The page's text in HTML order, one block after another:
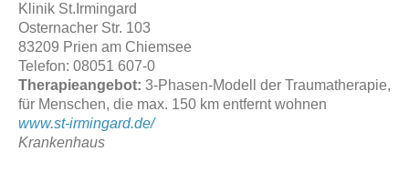
Klinik St.Irmingard
Osternacher Str. 103
83209 Prien am Chiemsee
Telefon: 08051 607-0
Therapieangebot: 3-Phasen-Modell der Traumatherapie,
für Menschen, die max. 150 km entfernt wohnen
www.st-irmingard.de/
Krankenhaus